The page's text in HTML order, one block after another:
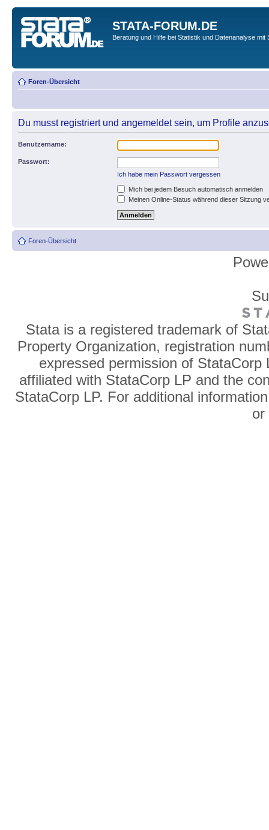
STATA-FORUM.DE
Beratung und Hilfe bei Statistik und Datenanalyse mit
Foren-Übersicht
Du musst registriert und angemeldet sein, um Profile
Benutzername:
Passwort:
Ich habe mein Passwort vergessen
Mich bei jedem Besuch automatisch anmelden
Meinen Online-Status während dieser Sitzung
Foren-Übersicht
Stata is a registered trademark of
Property Organization, registration
expressed permission of
affiliated with StataCorp LP and the
StataCorp LP. For additional
or